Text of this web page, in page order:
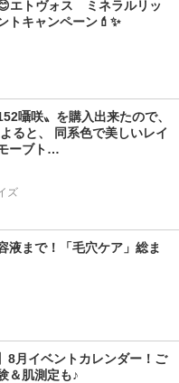
エトヴォス　ミネラルリッ
トキャンペーン💄✨
囁咲〟を購入出来たので、
ると、 同系色で美しいレイ
ーブト…
ズ
液まで！「毛穴ケア」総ま
8月イベントカレンダー！ご
＆肌測定も♪